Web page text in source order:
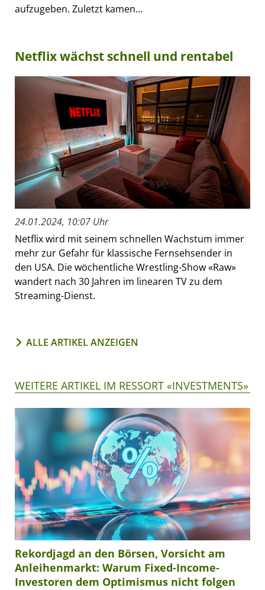
aufzugeben. Zuletzt kamen...
Netflix wächst schnell und rentabel
24.01.2024, 10:07 Uhr
Netflix wird mit seinem schnellen Wachstum immer
mehr zur Gefahr für klassische Fernsehsender in
den USA. Die wöchentliche Wrestling-Show «Raw»
wandert nach 30 Jahren im linearen TV zu dem
Streaming-Dienst.
ALLE ARTIKEL ANZEIGEN
WEITERE ARTIKEL IM RESSORT «INVESTMENTS»
Rekordjagd an den Börsen, Vorsicht am
Anleihenmarkt: Warum Fixed-Income-
Investoren dem Optimismus nicht folgen